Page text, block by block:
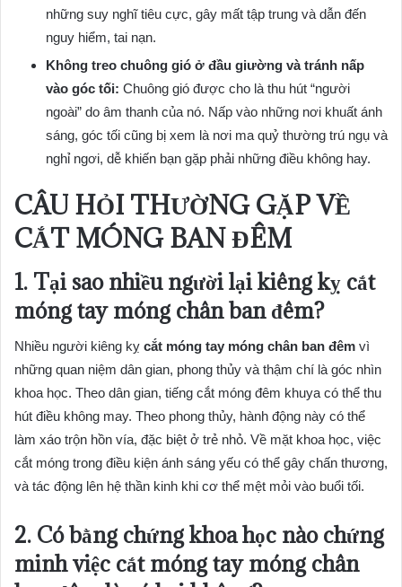
những suy nghĩ tiêu cực, gây mất tập trung và dẫn đến
nguy hiểm, tai nạn.
Không treo chuông gió ở đầu giường và tránh nấp
vào góc tối: Chuông gió được cho là thu hút “người
ngoài” do âm thanh của nó. Nấp vào những nơi khuất ánh
sáng, góc tối cũng bị xem là nơi ma quỷ thường trú ngụ và
nghỉ ngơi, dễ khiến bạn gặp phải những điều không hay.
CÂU HỎI THƯỜNG GẶP VỀ
CẮT MÓNG BAN ĐÊM
1. Tại sao nhiều người lại kiêng kỵ cắt
móng tay móng chân ban đêm?
Nhiều người kiêng kỵ cắt móng tay móng chân ban đêm vì
những quan niệm dân gian, phong thủy và thậm chí là góc nhìn
khoa học. Theo dân gian, tiếng cắt móng đêm khuya có thể thu
hút điều không may. Theo phong thủy, hành động này có thể
làm xáo trộn hồn vía, đặc biệt ở trẻ nhỏ. Về mặt khoa học, việc
cắt móng trong điều kiện ánh sáng yếu có thể gây chấn thương,
và tác động lên hệ thần kinh khi cơ thể mệt mỏi vào buổi tối.
2. Có bằng chứng khoa học nào chứng
minh việc cắt móng tay móng chân